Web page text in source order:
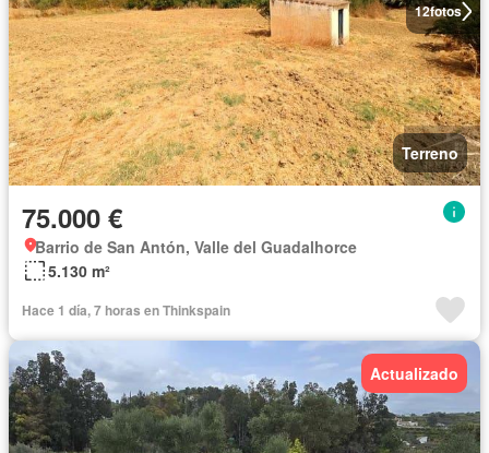
12fotos
Terreno
75.000 €
Barrio de San Antón, Valle del Guadalhorce
5.130 m²
Hace 1 día, 7 horas en Thinkspain
Actualizado